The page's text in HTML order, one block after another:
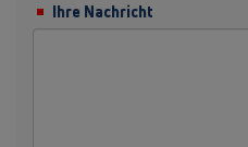
Ihre Nachricht